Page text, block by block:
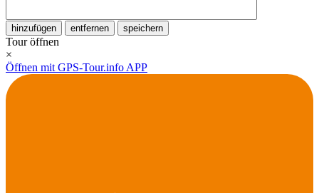
hinzufügen entfernen speichern
Tour öffnen
×
Öffnen mit GPS-Tour.info APP